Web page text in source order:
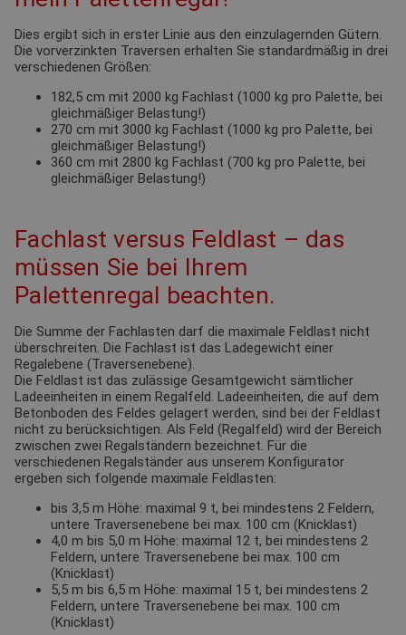
Dies ergibt sich in erster Linie aus den einzulagernden Gütern.
Die vorverzinkten Traversen erhalten Sie standardmäßig in drei
verschiedenen Größen:
182,5 cm mit 2000 kg Fachlast (1000 kg pro Palette, bei
gleichmäßiger Belastung!)
270 cm mit 3000 kg Fachlast (1000 kg pro Palette, bei
gleichmäßiger Belastung!)
360 cm mit 2800 kg Fachlast (700 kg pro Palette, bei
gleichmäßiger Belastung!)
Fachlast versus Feldlast – das
müssen Sie bei Ihrem
Palettenregal beachten.
Die Summe der Fachlasten darf die maximale Feldlast nicht
überschreiten. Die Fachlast ist das Ladegewicht einer
Regalebene (Traversenebene).
Die Feldlast ist das zulässige Gesamtgewicht sämtlicher
Ladeeinheiten in einem Regalfeld. Ladeeinheiten, die auf dem
Betonboden des Feldes gelagert werden, sind bei der Feldlast
nicht zu berücksichtigen. Als Feld (Regalfeld) wird der Bereich
zwischen zwei Regalständern bezeichnet. Für die
verschiedenen Regalständer aus unserem Konfigurator
ergeben sich folgende maximale Feldlasten:
bis 3,5 m Höhe: maximal 9 t, bei mindestens 2 Feldern,
untere Traversenebene bei max. 100 cm (Knicklast)
4,0 m bis 5,0 m Höhe: maximal 12 t, bei mindestens 2
Feldern, untere Traversenebene bei max. 100 cm
(Knicklast)
5,5 m bis 6,5 m Höhe: maximal 15 t, bei mindestens 2
Feldern, untere Traversenebene bei max. 100 cm
(Knicklast)